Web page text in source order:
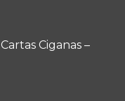
Ciganas –